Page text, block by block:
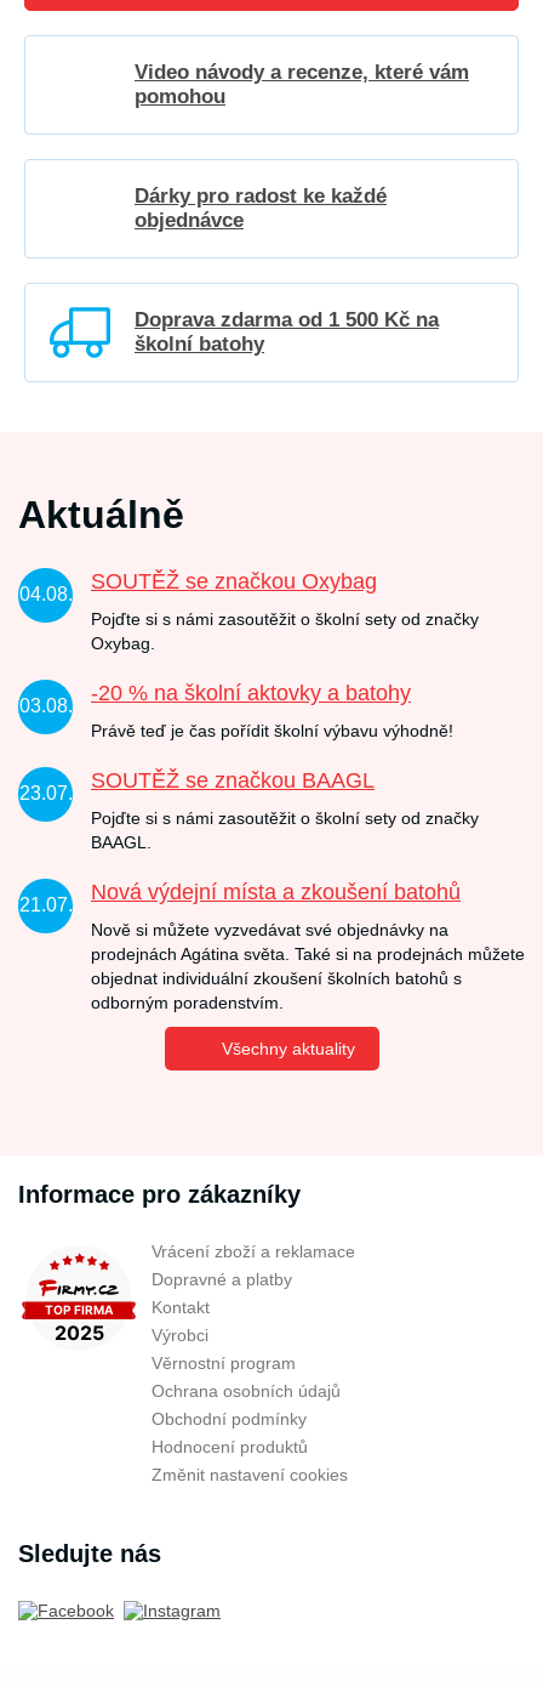
Video návody a recenze, které vám
pomohou
Dárky pro radost ke každé
objednávce
Doprava zdarma od 1 500 Kč na
školní batohy
Aktuálně
04.08.
SOUTĚŽ se značkou Oxybag
Pojďte si s námi zasoutěžit o školní sety od značky
Oxybag.
03.08.
-20 % na školní aktovky a batohy
Právě teď je čas pořídit školní výbavu výhodně!
23.07.
SOUTĚŽ se značkou BAAGL
Pojďte si s námi zasoutěžit o školní sety od značky
BAAGL.
21.07.
Nová výdejní místa a zkoušení batohů
Nově si můžete vyzvedávat své objednávky na
prodejnách Agátina světa. Také si na prodejnách můžete
objednat individuální zkoušení školních batohů s
odborným poradenstvím.
Všechny aktuality
Informace pro zákazníky
Vrácení zboží a reklamace
Dopravné a platby
Kontakt
Výrobci
Věrnostní program
Ochrana osobních údajů
Obchodní podmínky
Hodnocení produktů
Změnit nastavení cookies
Sledujte nás